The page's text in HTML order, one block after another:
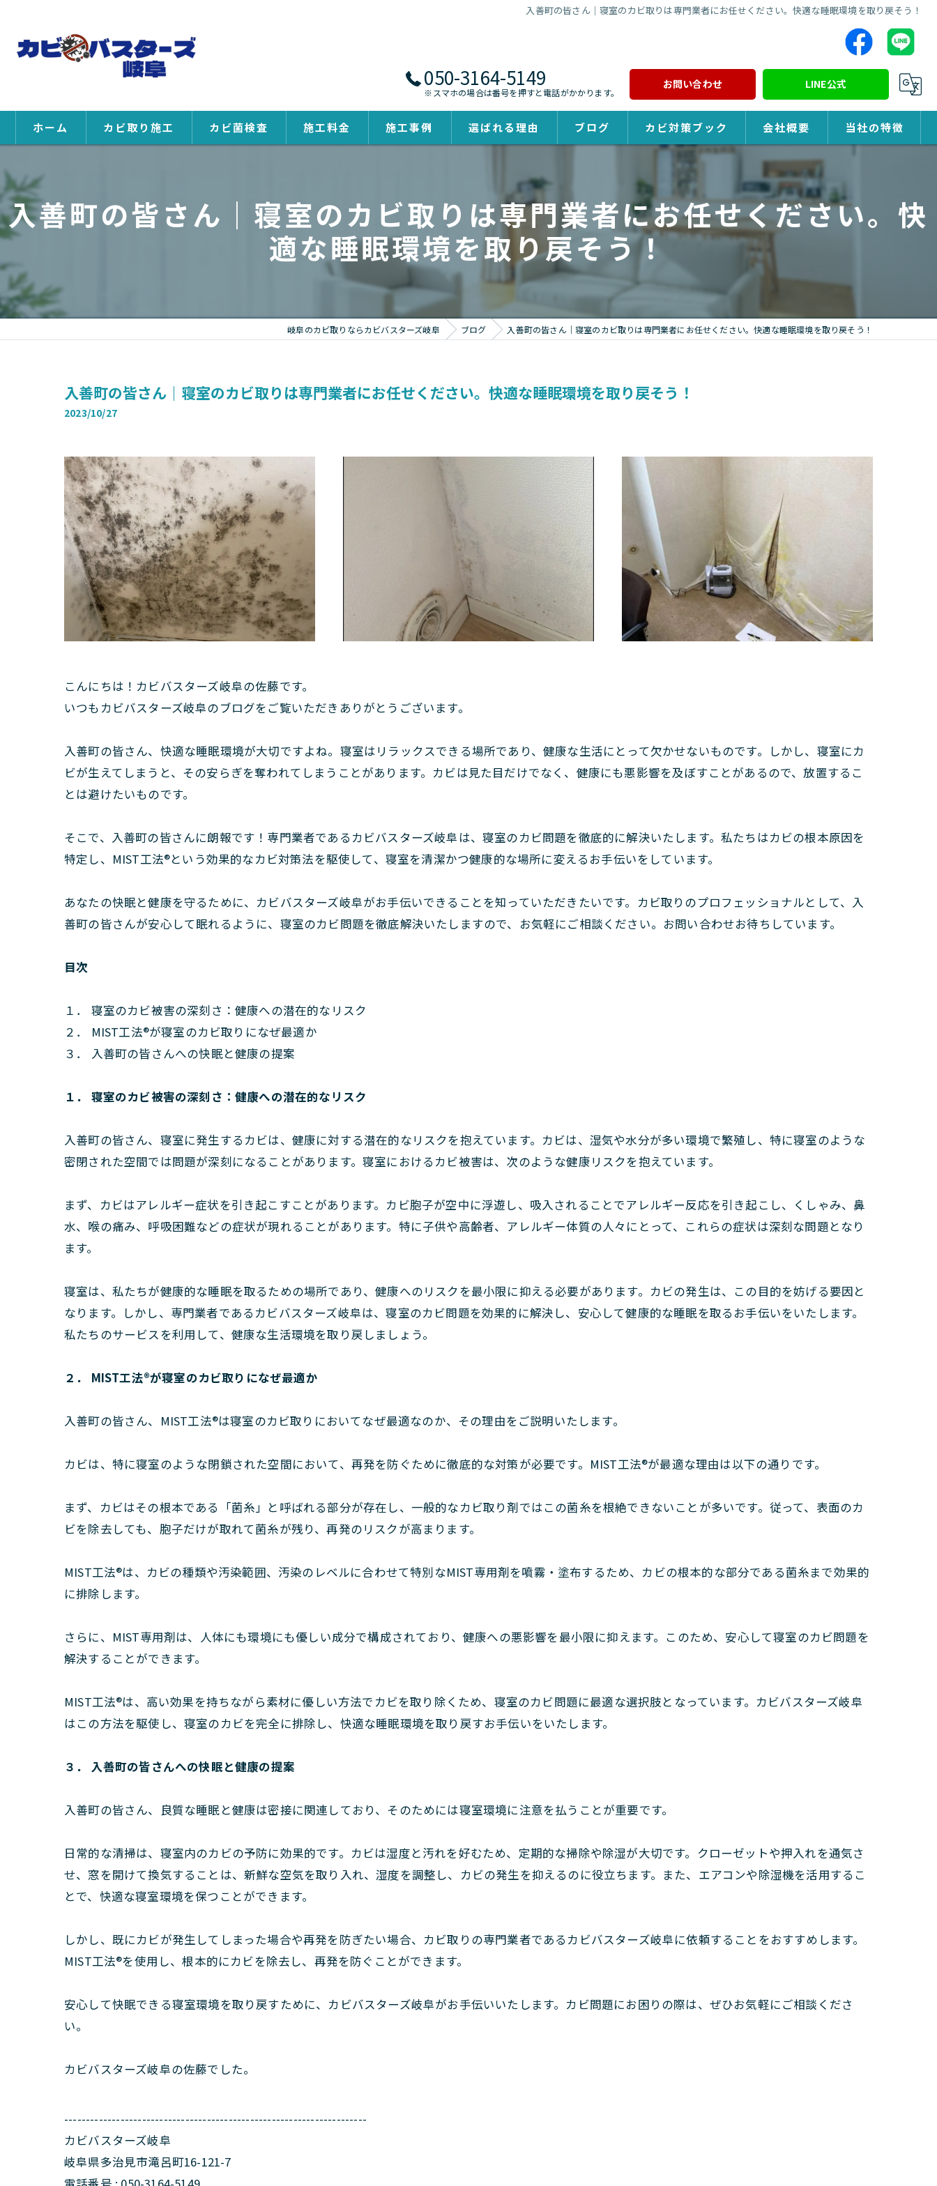
入善町の皆さん｜寝室のカビ取りは専門業者にお任せください。快適な睡眠環境を取り戻そう！
050-3164-5149
※スマホの場合は番号を押すと電話がかかります。
お問い合わせ LINE公式
ホーム カビ取り施工 カビ菌検査 施工料金 施工事例 選ばれる理由 ブログ カビ対策ブック 会社概要 当社の特徴
除カビ
入善町の皆さん｜寝室のカビ取りは専門業者にお任せください。快
適な睡眠環境を取り戻そう！
岐阜のカビ取りならカビバスターズ岐阜 ブログ 入善町の皆さん｜寝室のカビ取りは専門業者にお任せください。快適な睡眠環境を取り戻そう！
入善町の皆さん｜寝室のカビ取りは専門業者にお任せください。快適な睡眠環境を取り戻そう！
2023/10/27
こんにちは！カビバスターズ岐阜の佐藤です。
いつもカビバスターズ岐阜のブログをご覧いただきありがとうございます。
入善町の皆さん、快適な睡眠環境が大切ですよね。寝室はリラックスできる場所であり、健康な生活にとって欠かせないものです。しかし、寝室にカ
ビが生えてしまうと、その安らぎを奪われてしまうことがあります。カビは見た目だけでなく、健康にも悪影響を及ぼすことがあるので、放置するこ
とは避けたいものです。
そこで、入善町の皆さんに朗報です！専門業者であるカビバスターズ岐阜は、寝室のカビ問題を徹底的に解決いたします。私たちはカビの根本原因を
特定し、MIST工法®という効果的なカビ対策法を駆使して、寝室を清潔かつ健康的な場所に変えるお手伝いをしています。
あなたの快眠と健康を守るために、カビバスターズ岐阜がお手伝いできることを知っていただきたいです。カビ取りのプロフェッショナルとして、入
善町の皆さんが安心して眠れるように、寝室のカビ問題を徹底解決いたしますので、お気軽にご相談ください。お問い合わせお待ちしています。
目次
１． 寝室のカビ被害の深刻さ：健康への潜在的なリスク
２． MIST工法®が寝室のカビ取りになぜ最適か
３． 入善町の皆さんへの快眠と健康の提案
１． 寝室のカビ被害の深刻さ：健康への潜在的なリスク
入善町の皆さん、寝室に発生するカビは、健康に対する潜在的なリスクを抱えています。カビは、湿気や水分が多い環境で繁殖し、特に寝室のような
密閉された空間では問題が深刻になることがあります。寝室におけるカビ被害は、次のような健康リスクを抱えています。
まず、カビはアレルギー症状を引き起こすことがあります。カビ胞子が空中に浮遊し、吸入されることでアレルギー反応を引き起こし、くしゃみ、鼻
水、喉の痛み、呼吸困難などの症状が現れることがあります。特に子供や高齢者、アレルギー体質の人々にとって、これらの症状は深刻な問題となり
ます。
寝室は、私たちが健康的な睡眠を取るための場所であり、健康へのリスクを最小限に抑える必要があります。カビの発生は、この目的を妨げる要因と
なります。しかし、専門業者であるカビバスターズ岐阜は、寝室のカビ問題を効果的に解決し、安心して健康的な睡眠を取るお手伝いをいたします。
私たちのサービスを利用して、健康な生活環境を取り戻しましょう。
２． MIST工法®が寝室のカビ取りになぜ最適か
入善町の皆さん、MIST工法®は寝室のカビ取りにおいてなぜ最適なのか、その理由をご説明いたします。
カビは、特に寝室のような閉鎖された空間において、再発を防ぐために徹底的な対策が必要です。MIST工法®が最適な理由は以下の通りです。
まず、カビはその根本である「菌糸」と呼ばれる部分が存在し、一般的なカビ取り剤ではこの菌糸を根絶できないことが多いです。従って、表面のカ
ビを除去しても、胞子だけが取れて菌糸が残り、再発のリスクが高まります。
MIST工法®は、カビの種類や汚染範囲、汚染のレベルに合わせて特別なMIST専用剤を噴霧・塗布するため、カビの根本的な部分である菌糸まで効果的
に排除します。
さらに、MIST専用剤は、人体にも環境にも優しい成分で構成されており、健康への悪影響を最小限に抑えます。このため、安心して寝室のカビ問題を
解決することができます。
MIST工法®は、高い効果を持ちながら素材に優しい方法でカビを取り除くため、寝室のカビ問題に最適な選択肢となっています。カビバスターズ岐阜
はこの方法を駆使し、寝室のカビを完全に排除し、快適な睡眠環境を取り戻すお手伝いをいたします。
３． 入善町の皆さんへの快眠と健康の提案
入善町の皆さん、良質な睡眠と健康は密接に関連しており、そのためには寝室環境に注意を払うことが重要です。
日常的な清掃は、寝室内のカビの予防に効果的です。カビは湿度と汚れを好むため、定期的な掃除や除湿が大切です。クローゼットや押入れを通気さ
せ、窓を開けて換気することは、新鮮な空気を取り入れ、湿度を調整し、カビの発生を抑えるのに役立ちます。また、エアコンや除湿機を活用するこ
とで、快適な寝室環境を保つことができます。
しかし、既にカビが発生してしまった場合や再発を防ぎたい場合、カビ取りの専門業者であるカビバスターズ岐阜に依頼することをおすすめします。
MIST工法®を使用し、根本的にカビを除去し、再発を防ぐことができます。
安心して快眠できる寝室環境を取り戻すために、カビバスターズ岐阜がお手伝いいたします。カビ問題にお困りの際は、ぜひお気軽にご相談くださ
い。
カビバスターズ岐阜の佐藤でした。
----------------------------------------------------------------------
カビバスターズ岐阜
岐阜県多治見市滝呂町16-121-7